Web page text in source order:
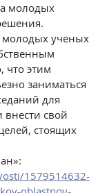
молодых
молодых ученых
что этим
заниматься
для
свой
стоящих
1579514632-